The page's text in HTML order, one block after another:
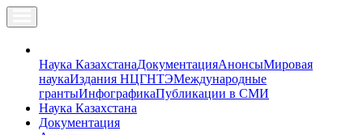
Наука КазахстанаДокументацияАнонсыМировая
наукаИздания НЦГНТЭМеждународные
грантыИнфографикаПубликации в СМИ
Наука Казахстана
Документация